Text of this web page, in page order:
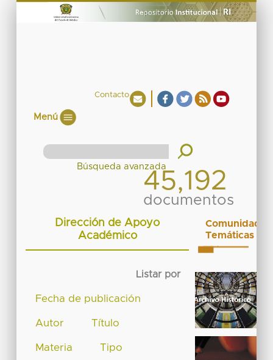
Contacto
Menú
45,192
documentos
Dirección de Apoyo
Académico
Listar por
Fecha de publicación
Autor Título
Materia
Tipo
Comunidades
Temáticas